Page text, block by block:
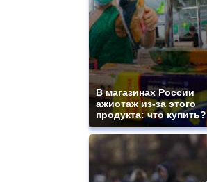
В магазинах России
ажиотаж из-за этого
продукта: что купить?